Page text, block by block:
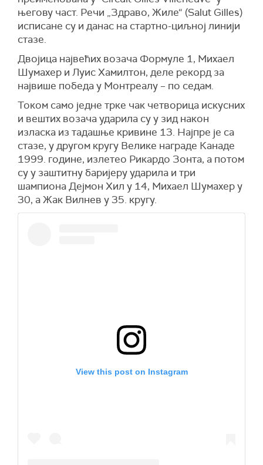
његову част. Речи „Здраво, Жиле“ (Salut Gilles)
исписане су и данас на стартно-циљној линији
стазе.
Двојица највећих возача Формуле 1, Михаел
Шумахер и Луис Хамилтон, деле рекорд за
највише победа у Монтреалу – по седам.
Током само једне трке чак четворица искусних
и вештих возача ударила су у зид након
изласка из тадашње кривине 13. Најпре је са
стазе, у другом кругу Велике награде Канаде
1999. године, излетео Рикардо Зонта, а потом
су у заштитну баријеру ударила и три
шампиона Дејмон Хил у 14, Михаел Шумахер у
30, а Жак Вилнев у 35. кругу.
View this post on Instagram